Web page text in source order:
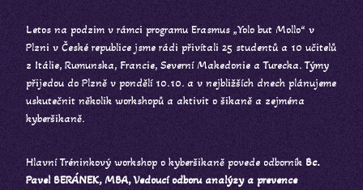
Letos na podzim v rámci programu Erasmus „Yolo but Mollo“ v
Plzni v České republice jsme rádi přivítali 25 studentů a 10 učitelů
z Itálie, Rumunska, Francie, Severní Makedonie a Turecka. Týmy
přijedou do Plzně v pondělí 10.10. a v nejbližších dnech plánujeme
uskutečnit několik workshopů a aktivit o šikaně a zejména
kyberšikaně.
Hlavní Tréninkový workshop o kyberšikaně povede odborník Bc.
Pavel BERÁNEK, MBA, Vedoucí odboru analýzy a prevence